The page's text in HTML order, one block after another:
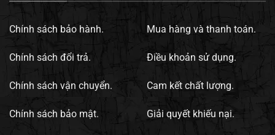
Chính sách bảo hành.
Chính sách đổi trả.
Chính sách vận chuyển.
Chính sách bảo mật.
Mua hàng và thanh toán.
Điều khoản sử dụng.
Cam kết chất lượng.
Giải quyết khiếu nại.